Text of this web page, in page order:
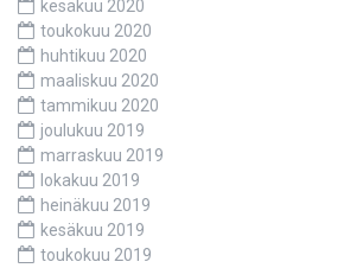
kesäkuu 2020
toukokuu 2020
huhtikuu 2020
maaliskuu 2020
tammikuu 2020
joulukuu 2019
marraskuu 2019
lokakuu 2019
heinäkuu 2019
kesäkuu 2019
toukokuu 2019